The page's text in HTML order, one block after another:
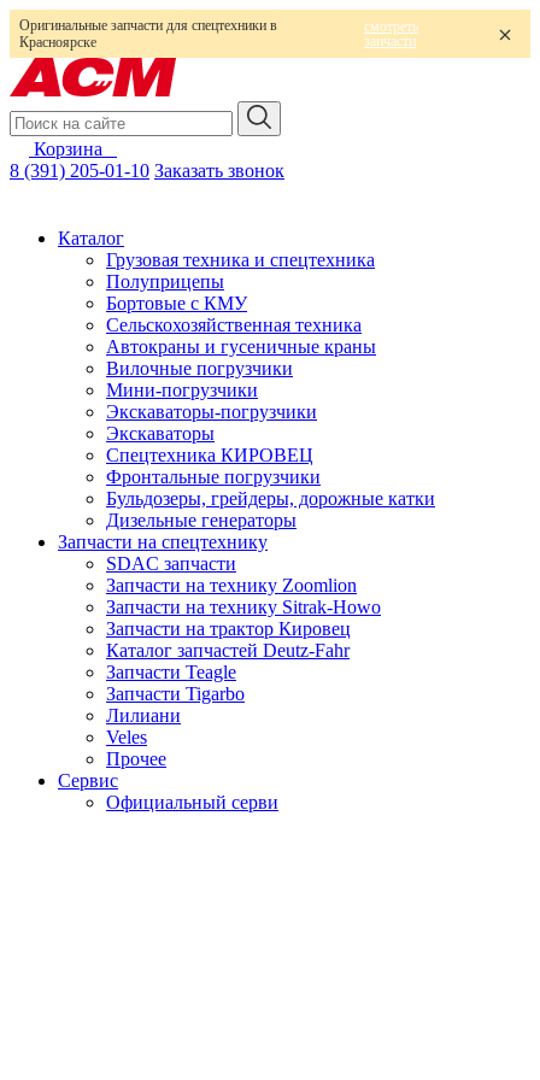
Оригинальные запчасти для спецтехники в
Красноярске
смотреть
запчасти
Корзина
8 (391) 205-01-10 Заказать звонок
Каталог
Грузовая техника и спецтехника
Полуприцепы
Бортовые с КМУ
Сельскохозяйственная техника
Автокраны и гусеничные краны
Вилочные погрузчики
Мини-погрузчики
Экскаваторы-погрузчики
Экскаваторы
Спецтехника КИРОВЕЦ
Фронтальные погрузчики
Бульдозеры, грейдеры, дорожные катки
Дизельные генераторы
Запчасти на спецтехнику
SDAC запчасти
Запчасти на технику Zoomlion
Запчасти на технику Sitrak-Howo
Запчасти на трактор Кировец
Каталог запчастей Deutz-Fahr
Запчасти Teagle
Запчасти Tigarbo
Лилиани
Veles
Прочее
Сервис
Официальный серви